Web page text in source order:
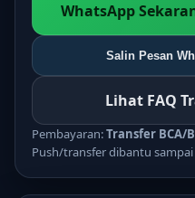
WhatsApp
Salin Pesan
Lihat FAQ
Pembayaran:Transfer BCA/
Push/transfer dibantu sampai